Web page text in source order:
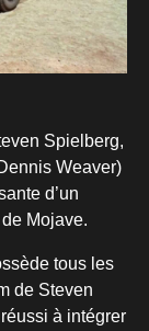
Spielberg,
Weaver)
d’un
Mojave.
tous les
de Steven
à intégrer